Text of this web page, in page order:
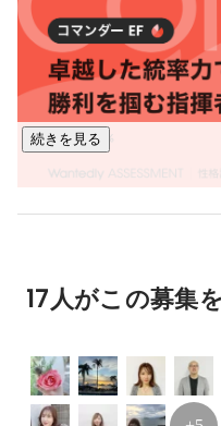
続きを見る
17人がこの募集